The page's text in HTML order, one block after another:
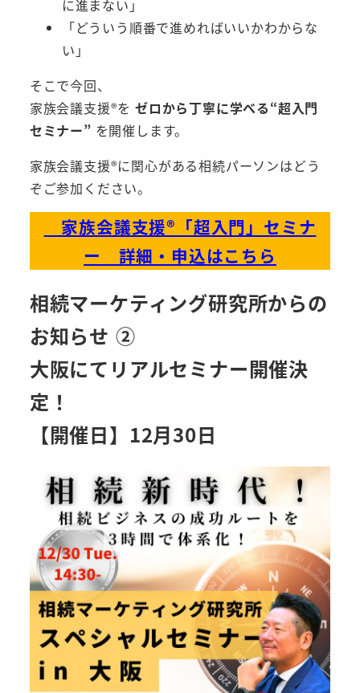
に進まない」
「どういう順番で進めればいいかわからな
い」
そこで今回、
家族会議支援®︎を ゼロから丁寧に学べる“超入門
セミナー” を開催します。
家族会議支援®︎に関心がある相続パーソンはどう
ぞご参加ください。
家族会議支援®︎「超入門」セミナ
ー 詳細・申込はこちら
相続マーケティング研究所からの
お知らせ ②
大阪にてリアルセミナー開催決
定！
【開催日】12月30日